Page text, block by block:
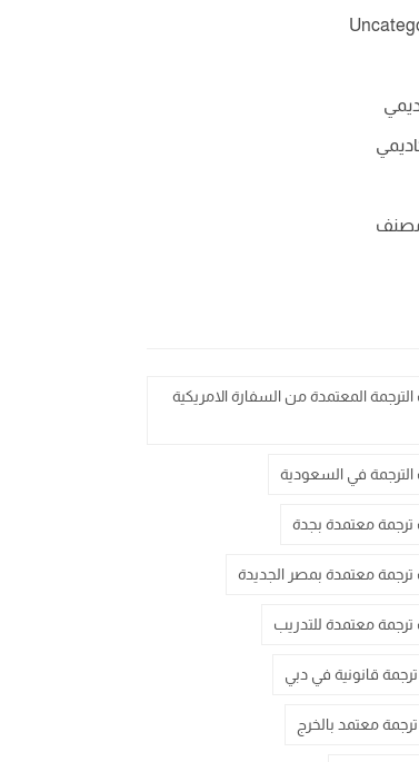
المعتمدة من السفارة الامريكية
في السعودية
معتمدة بجدة
معتمدة بمصر الجديدة
معتمدة للتدريب
قانونية في دبي
معتمد بالخرج